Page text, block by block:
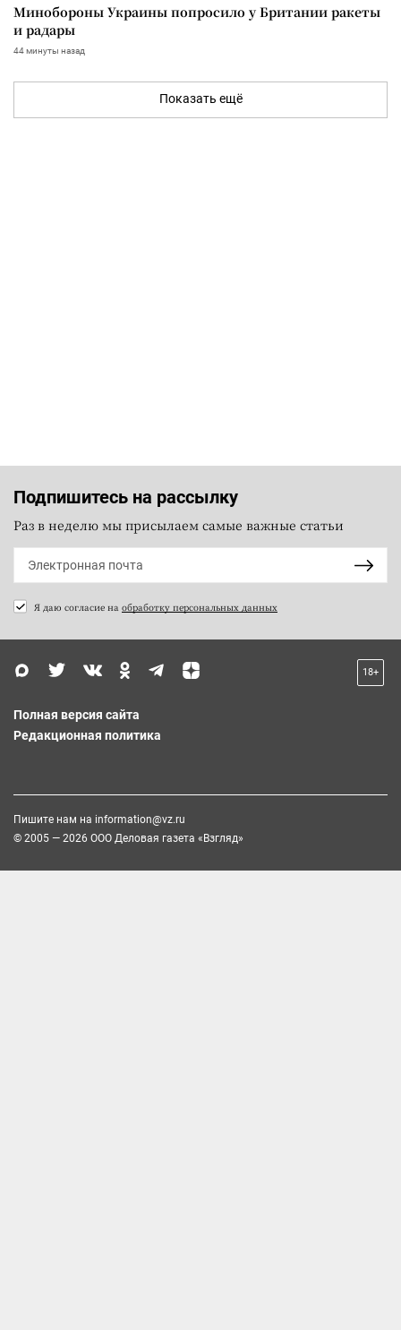
Минобороны Украины попросило у Британии ракеты
и радары
44 минуты назад
Показать ещё
Подпишитесь на рассылку
Раз в неделю мы присылаем самые важные статьи
Я даю согласие на обработку персональных данных
18+
Полная версия сайта
Редакционная политика
Пишите нам на information@vz.ru
© 2005 — 2026 ООО Деловая газета «Взгляд»